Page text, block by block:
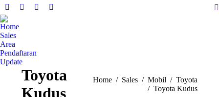
Facebook
page
opens
in
new
window
X
new
window
Instagram
new
YouTube
Home
Sales
Area
Pendaftaran
Update
Toyota
Kudus
You are here:
Home Sales Mobil
Toyota
Toyota Kudus